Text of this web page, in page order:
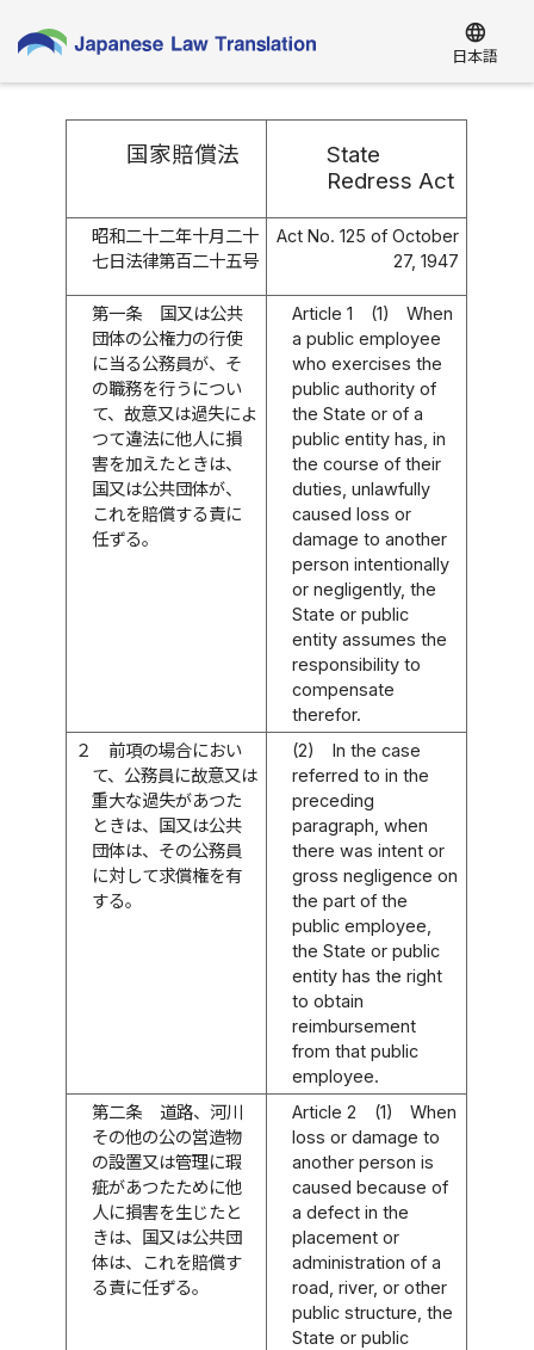
language
日本語
国家賠償法
State
Redress Act
昭和二十二年十月二十
七日法律第百二十五号
Act No. 125 of October
27, 1947
第一条
国又は公共
団体の公権力の行使
に当る公務員が、そ
の職務を行うについ
て、故意又は過失によ
つて違法に他人に損
害を加えたときは、
国又は公共団体が、
これを賠償する責に
任ずる。
Article 1 (1)
When
a public employee
who exercises the
public authority of
the State or of a
public entity has, in
the course of their
duties, unlawfully
caused loss or
damage to another
person intentionally
or negligently, the
State or public
entity assumes the
responsibility to
compensate
therefor.
２
前項の場合におい
て、公務員に故意又は
重大な過失があつた
ときは、国又は公共
団体は、その公務員
に対して求償権を有
する。
(2)
In the case
referred to in the
preceding
paragraph, when
there was intent or
gross negligence on
the part of the
public employee,
the State or public
entity has the right
to obtain
reimbursement
from that public
employee.
第二条
道路、河川
その他の公の営造物
の設置又は管理に瑕
疵があつたために他
人に損害を生じたと
きは、国又は公共団
体は、これを賠償す
る責に任ずる。
Article 2 (1)
When
loss or damage to
another person is
caused because of
a defect in the
placement or
administration of a
road, river, or other
public structure, the
State or public